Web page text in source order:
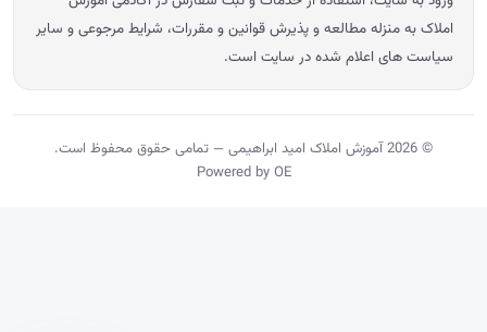
املاک به منزله مطالعه و پذیرش قوانین و مقررات، شرایط مرجوعی و سایر
سیاست های اعلام شده در سایت است.
© 2026 آموزش املاک امید ابراهیمی — تمامی حقوق محفوظ است.
Powered by OE